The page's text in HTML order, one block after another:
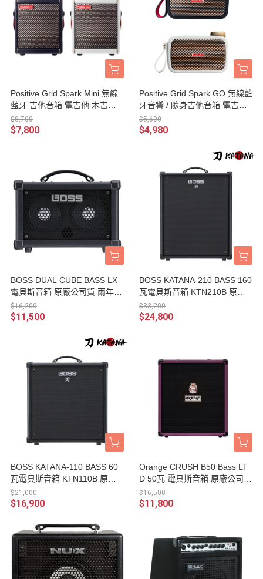
Positive Grid Spark Mini 無線
藍牙 吉他音箱 電吉他 木吉他
貝斯 適用 / 台灣公司貨
$8,700
$7,800
Positive Grid Spark GO 無線藍
牙音響 / 隨身吉他音箱 電吉他
木吉他 貝斯適用 / 錄音介面 台
灣公司貨
$5,600
$4,980
BOSS DUAL CUBE BASS LX
電貝斯音箱 原廠公司貨 兩年保
固【DCB-LX】
$16,200
$11,500
BOSS KATANA-210 BASS 160
瓦電貝斯音箱 KTN210B 原廠
公司貨 兩年保固
$33,200
$24,800
BOSS KATANA-110 BASS 60
瓦電貝斯音箱 KTN110B 原廠
公司貨 兩年保固
$21,000
$16,900
Orange CRUSH B50 Bass LT
D 50瓦 電貝斯音箱 原廠公司貨
一年保固【B-50】
$16,500
$11,800